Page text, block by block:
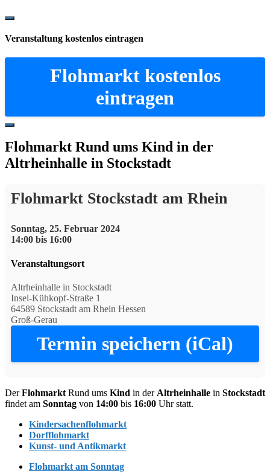
Show
Content
Veranstaltung kostenlos eintragen
Flohmarkt kostenlos
eintragen
Hide
Content
Flohmarkt Rund ums Kind in der
Altrheinhalle in Stockstadt
Flohmarkt Stockstadt am Rhein
Sonntag, 25. Februar 2024
14:00 bis 16:00
Veranstaltungsort
Altrheinhalle in Stockstadt
Insel-Kühkopf-Straße 1
64589 Stockstadt am Rhein Hessen
Groß-Gerau
Termin speichern (iCal)
DerFlohmarkt Rund ums Kind in der Altrheinhalle in Stockstadt
findet am Sonntag von 14:00 bis 16:00 Uhr statt.
Kindersachenflohmarkt
Dorfflohmarkt
Kunst- und Antikmarkt
Flohmarkt am Sonntag